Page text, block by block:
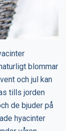
blommar
och jul kan
tills jorden
de bjuder på
hyacinter